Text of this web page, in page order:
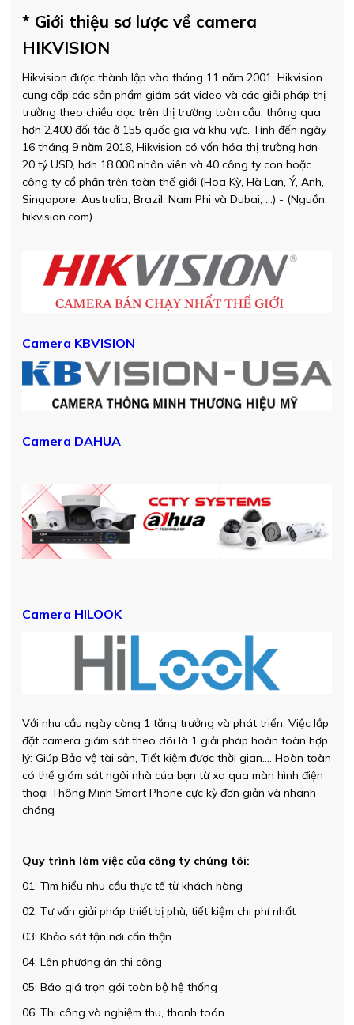
* Giới thiệu sơ lược về camera
HIKVISION
Hikvision được thành lập vào tháng 11 năm 2001, Hikvision
cung cấp các sản phẩm giám sát video và các giải pháp thị
trường theo chiều dọc trên thị trường toàn cầu, thông qua
hơn 2.400 đối tác ở 155 quốc gia và khu vực. Tính đến ngày
16 tháng 9 năm 2016, Hikvision có vốn hóa thị trường hơn
20 tỷ USD, hơn 18.000 nhân viên và 40 công ty con hoặc
công ty cổ phần trên toàn thế giới (Hoa Kỳ, Hà Lan, Ý, Anh,
Singapore, Australia, Brazil, Nam Phi và Dubai, …) - (Nguồn:
hikvision.com)
Camera KBVISION
Camera DAHUA
Camera HILOOK
Với nhu cầu ngày càng 1 tăng trưởng và phát triển. Việc lắp
đặt camera giám sát theo dõi là 1 giải pháp hoàn toàn hợp
lý: Giúp Bảo vệ tài sản, Tiết kiệm được thời gian…. Hoàn toàn
có thể giám sát ngôi nhà của bạn từ xa qua màn hình điện
thoại Thông Minh Smart Phone cực kỳ đơn giản và nhanh
chóng
Quy trình làm việc của công ty chúng tôi:
01: Tìm hiểu nhu cầu thực tế từ khách hàng
02: Tư vấn giải pháp thiết bị phù, tiết kiệm chi phí nhất
03: Khảo sát tận nơi cẩn thận
04: Lên phương án thi công
05: Báo giá trọn gói toàn bộ hệ thống
06: Thi công và nghiệm thu, thanh toán